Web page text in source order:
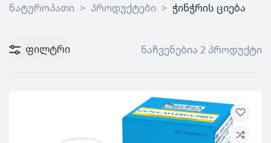
ნატუროპათი > პროდუქტები > ჭინჭრის ციება
ფილტრი ნაჩვენებია 2 პროდუქტი